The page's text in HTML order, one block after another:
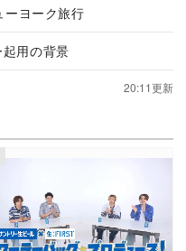
ーヨーク旅行
用の背景
20:11更新